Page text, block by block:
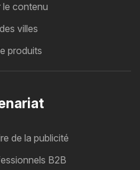
le contenu
villes
produits
de la publicité
B2B